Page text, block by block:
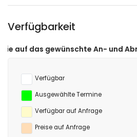
Verfügbarkeit
An- und Abreisedatum klicken!
Verfügbar
Ausgewählte Termine
Verfügbar auf Anfrage
Preise auf Anfrage